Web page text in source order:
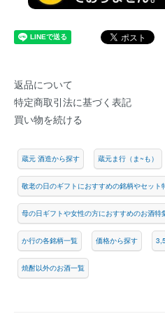
返品について
特定商取引法に基づく表記
買い物を続ける
蔵元 酒造から探す 蔵元ま行（ま~も）
敬老の日のギフトにおすすめの銘柄やセット
母の日ギフトや女性の方におすすめのお酒特
か行の各銘柄一覧 価格から探す
焼酎以外のお酒一覧